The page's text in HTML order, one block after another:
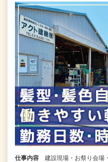
仕事内容
建設現場・お祭り会場